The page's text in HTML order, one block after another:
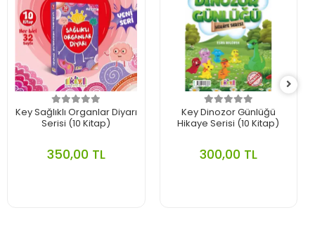
Key Sağlıklı Organlar Diyarı
Serisi (10 Kitap)
350,00 TL
Key Dinozor Günlüğü
Hikaye Serisi (10 Kitap)
300,00 TL